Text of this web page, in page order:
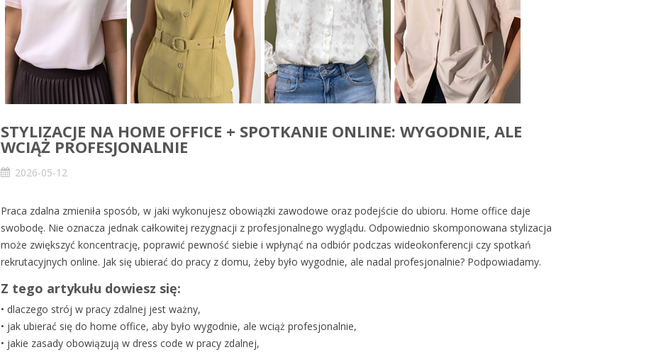
STYLIZACJE NA HOME OFFICE + SPOTKANIE ONLINE: WYGODNIE, ALE
WCIĄŻ PROFESJONALNIE
2026-05-12
Praca zdalna zmieniła sposób, w jaki wykonujesz obowiązki zawodowe oraz podejście do ubioru. Home office daje
swobodę. Nie oznacza jednak całkowitej rezygnacji z profesjonalnego wyglądu. Odpowiednio skomponowana stylizacja
może zwiększyć koncentrację, poprawić pewność siebie i wpłynąć na odbiór podczas wideokonferencji czy spotkań
rekrutacyjnych online. Jak się ubierać do pracy z domu, żeby było wygodnie, ale nadal profesjonalnie? Podpowiadamy.
Z tego artykułu dowiesz się:
• dlaczego strój w pracy zdalnej jest ważny,
• jak ubierać się do home office, aby było wygodnie, ale wciąż profesjonalnie,
• jakie zasady obowiązują w dress code w pracy zdalnej,